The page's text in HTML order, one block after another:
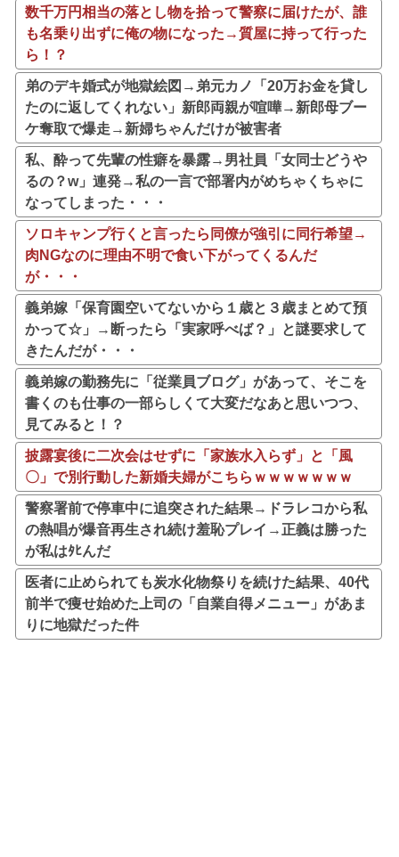
数千万円相当の落とし物を拾って警察に届けたが、誰
も名乗り出ずに俺の物になった→質屋に持って行った
ら！？
弟のデキ婚式が地獄絵図→弟元カノ「20万お金を貸し
たのに返してくれない」新郎両親が喧嘩→新郎母ブー
ケ奪取で爆走→新婦ちゃんだけが被害者
私、酔って先輩の性癖を暴露→男社員「女同士どうや
るの？w」連発→私の一言で部署内がめちゃくちゃに
なってしまった・・・
ソロキャンプ行くと言ったら同僚が強引に同行希望→
肉NGなのに理由不明で食い下がってくるんだ
が・・・
義弟嫁「保育園空いてないから１歳と３歳まとめて預
かって☆」→断ったら「実家呼べば？」と謎要求して
きたんだが・・・
義弟嫁の勤務先に「従業員ブログ」があって、そこを
書くのも仕事の一部らしくて大変だなあと思いつつ、
見てみると！？
披露宴後に二次会はせずに「家族水入らず」と「風
〇」で別行動した新婚夫婦がこちらｗｗｗｗｗｗｗ
警察署前で停車中に追突された結果→ドラレコから私
の熱唱が爆音再生され続け羞恥プレイ→正義は勝った
が私はﾀﾋんだ
医者に止められても炭水化物祭りを続けた結果、40代
前半で痩せ始めた上司の「自業自得メニュー」があま
りに地獄だった件